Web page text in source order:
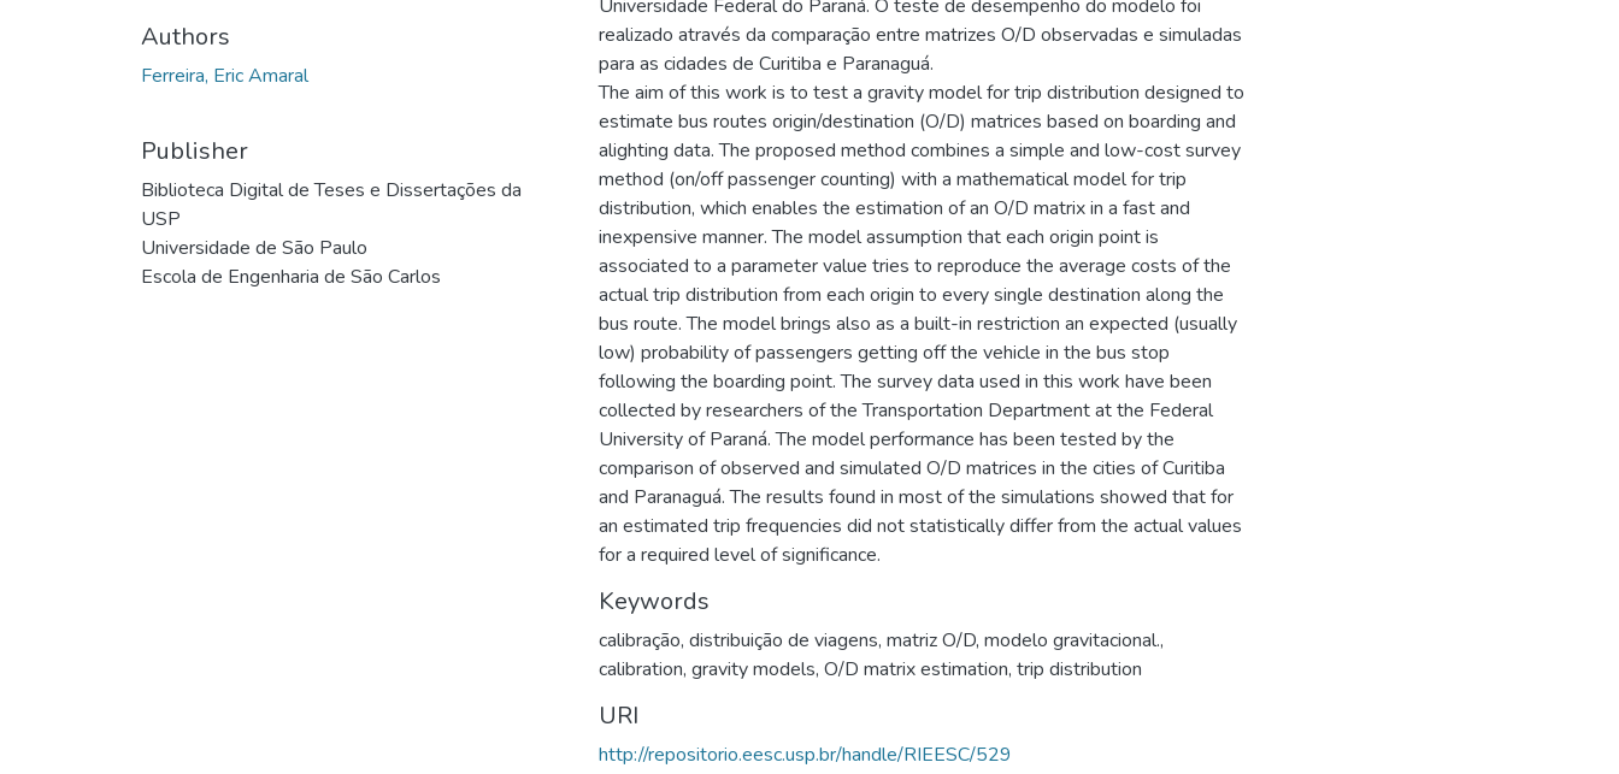
Authors
Ferreira, Eric Amaral
Publisher
Biblioteca Digital de Teses e Dissertações da
USP
Universidade de São Paulo
Escola de Engenharia de São Carlos
Universidade Federal do Paraná. O teste de desempenho do modelo foi
realizado através da comparação entre matrizes O/D observadas e simuladas
para as cidades de Curitiba e Paranaguá.
The aim of this work is to test a gravity model for trip distribution designed to
estimate bus routes origin/destination (O/D) matrices based on boarding and
alighting data. The proposed method combines a simple and low-cost survey
method (on/off passenger counting) with a mathematical model for trip
distribution, which enables the estimation of an O/D matrix in a fast and
inexpensive manner. The model assumption that each origin point is
associated to a parameter value tries to reproduce the average costs of the
actual trip distribution from each origin to every single destination along the
bus route. The model brings also as a built-in restriction an expected (usually
low) probability of passengers getting off the vehicle in the bus stop
following the boarding point. The survey data used in this work have been
collected by researchers of the Transportation Department at the Federal
University of Paraná. The model performance has been tested by the
comparison of observed and simulated O/D matrices in the cities of Curitiba
and Paranaguá. The results found in most of the simulations showed that for
an estimated trip frequencies did not statistically differ from the actual values
for a required level of significance.
Keywords
calibração, distribuição de viagens, matriz O/D, modelo gravitacional.,
calibration, gravity models, O/D matrix estimation, trip distribution
URI
http://repositorio.eesc.usp.br/handle/RIEESC/529